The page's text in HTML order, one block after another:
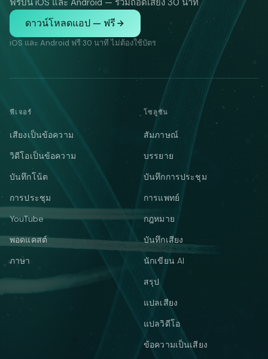
ดาวน์โหลดแอป — ฟรี
iOS และ Android ฟรี 30 นาที ไม่ต้องใช้บัตร
ฟีเจอร์
เสียงเป็นข้อความ
วิดีโอเป็นข้อความ
บันทึกโน้ต
การประชุม
YouTube
พอดแคสต์
ภาษา
โซลูชัน
สัมภาษณ์
บรรยาย
บันทึกการประชุม
การแพทย์
กฎหมาย
บันทึกเสียง
นักเขียน AI
สรุป
แปลเสียง
แปลวิดีโอ
ข้อความเป็นเสียง